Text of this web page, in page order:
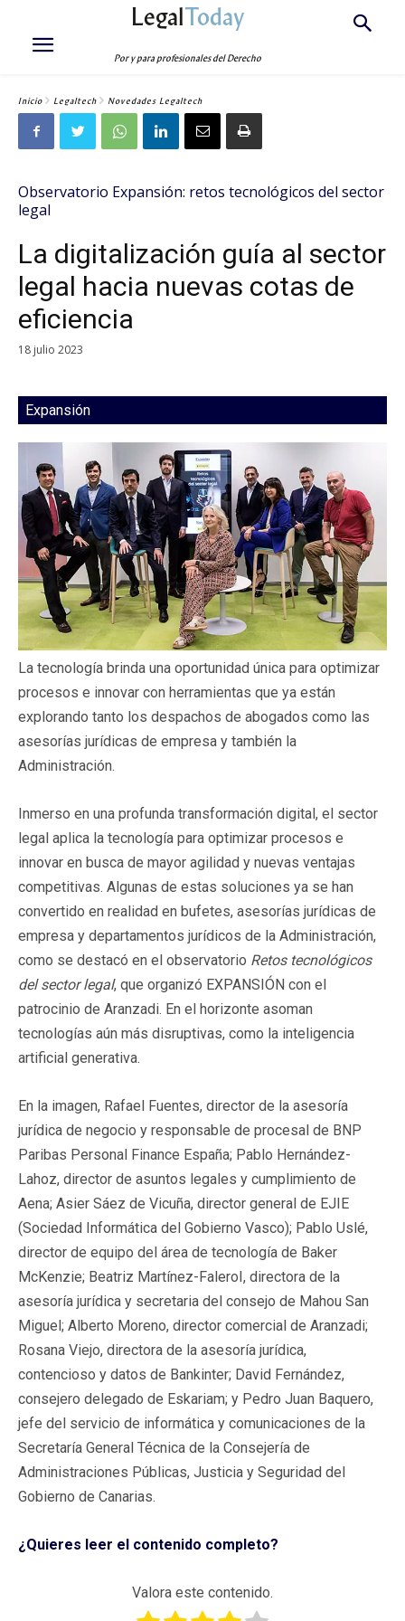
LegalToday
Por y para profesionales del Derecho
Inicio Legaltech Novedades Legaltech
Observatorio Expansión: retos tecnológicos del sector
legal
La digitalización guía al sector
legal hacia nuevas cotas de
eficiencia
18 julio 2023
Expansión
La tecnología brinda una oportunidad única para optimizar
procesos e innovar con herramientas que ya están
explorando tanto los despachos de abogados como las
asesorías jurídicas de empresa y también la
Administración.
Inmerso en una profunda transformación digital, el sector
legal aplica la tecnología para optimizar procesos e
innovar en busca de mayor agilidad y nuevas ventajas
competitivas. Algunas de estas soluciones ya se han
convertido en realidad en bufetes, asesorías jurídicas de
empresa y departamentos jurídicos de la Administración,
como se destacó en el observatorio Retos tecnológicos
del sector legal, que organizó EXPANSIÓN con el
patrocinio de Aranzadi. En el horizonte asoman
tecnologías aún más disruptivas, como la inteligencia
artificial generativa.
En la imagen, Rafael Fuentes, director de la asesoría
jurídica de negocio y responsable de procesal de BNP
Paribas Personal Finance España; Pablo Hernández-
Lahoz, director de asuntos legales y cumplimiento de
Aena; Asier Sáez de Vicuña, director general de EJIE
(Sociedad Informática del Gobierno Vasco); Pablo Uslé,
director de equipo del área de tecnología de Baker
McKenzie; Beatriz Martínez-FaleroI, directora de la
asesoría jurídica y secretaria del consejo de Mahou San
Miguel; Alberto Moreno, director comercial de Aranzadi;
Rosana Viejo, directora de la asesoría jurídica,
contencioso y datos de Bankinter; David Fernández,
consejero delegado de Eskariam; y Pedro Juan Baquero,
jefe del servicio de informática y comunicaciones de la
Secretaría General Técnica de la Consejería de
Administraciones Públicas, Justicia y Seguridad del
Gobierno de Canarias.
¿Quieres leer el contenido completo?
Valora este contenido.